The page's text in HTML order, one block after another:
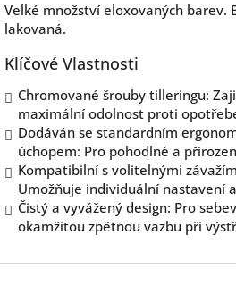
Velké množství eloxovaných barev.
lakovaná.
Klíčové Vlastnosti
Chromované šrouby tilleringu:
maximální odolnost proti
Dodáván se standardním
úchopem: Pro pohodlné a
Kompatibilní s volitelnými
Umožňuje individuální nastavení
Čistý a vyvážený design: Pro
okamžitou zpětnou vazbu při